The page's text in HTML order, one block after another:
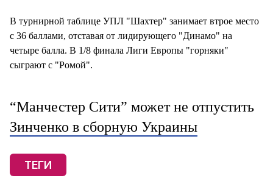
В турнирной таблице УПЛ "Шахтер" занимает втрое место
с 36 баллами, отставая от лидирующего "Динамо" на
четыре балла. В 1/8 финала Лиги Европы "горняки"
сыграют с "Ромой".
“Манчестер Сити” может не отпустить
Зинченко в сборную Украины
ТЕГИ